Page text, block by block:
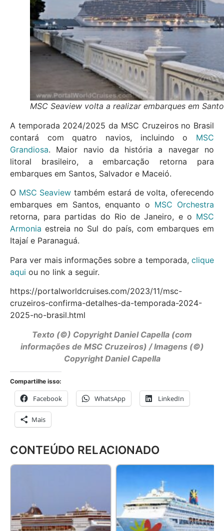
MSC Seaview volta a realizar embarques em
A temporada 2024/2025 da MSC Cruzeiros no Brasil
contará com quatro navios, incluindo o MSC
Grandiosa. Maior navio da história a navegar no
litoral brasileiro, a embarcação retorna para
embarques em Santos, Salvador e Maceió.
O MSC Seaview também estará de volta, oferecendo
embarques em Santos, enquanto o MSC Orchestra
retorna, para partidas do Rio de Janeiro, e o MSC
Armonia estreia no Sul do país, com embarques em
Itajaí e Paranaguá.
Para ver mais informações sobre a temporada, clique
aqui ou no link a seguir.
https://portalworldcruises.com/2023/11/msc-
cruzeiros-confirma-detalhes-da-temporada-2024-
2025-no-brasil.html
Texto (©) Copyright Daniel Capella (com
informações de MSC Cruzeiros) / Imagens (©)
Copyright Daniel Capella
Compartilhe isso:
Facebook WhatsApp LinkedIn
Mais
CONTEÚDO RELACIONADO